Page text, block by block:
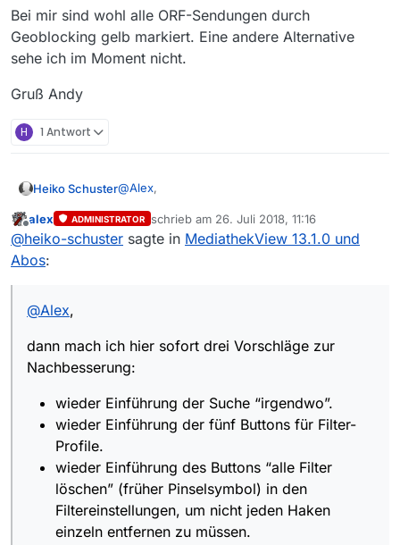
Bei mir sind wohl alle ORF-Sendungen durch
Geoblocking gelb markiert. Eine andere Alternative
sehe ich im Moment nicht.
Gruß Andy
H 1 Antwort
Heiko Schuster@Alex,
dann mach ich hier sofort drei Vorschläge zur
Nachbesserung:
Filtereinstellungen, um nicht jeden Haken
einzeln entfernen zu müssen.
Offline
alex ADMINISTRATOR schrieb am 26. Juli 2018, 11:16
zuletzt editiert von
@heiko-schuster sagte in MediathekView 13.1.0 und
Abos:
@Alex,
dann mach ich hier sofort drei Vorschläge zur
Nachbesserung:
wieder Einführung der Suche “irgendwo”.
wieder Einführung der fünf Buttons für Filter-
Profile.
wieder Einführung des Buttons “alle Filter
löschen” (früher Pinselsymbol) in den
Filtereinstellungen, um nicht jeden Haken
einzeln entfernen zu müssen.